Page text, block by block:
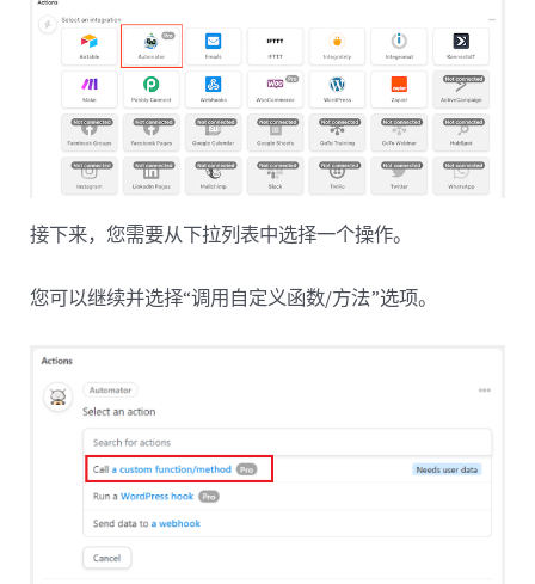
接下来，您需要从下拉列表中选择一个操作。
您可以继续并选择“调用自定义函数/方法”选项。